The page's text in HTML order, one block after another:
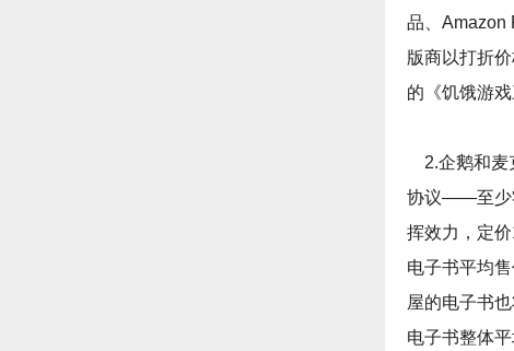
品、Amazon
版商以打折
的《饥饿游
2.企鹅和麦
协议——至少
挥效力，定
电子书平均
屋的电子书
电子书整体